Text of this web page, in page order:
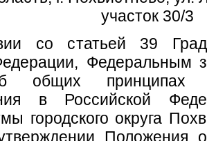
участок 30/3
со статьей 39
Федеральным
общих принципах
в Российской
городского округа
Положения